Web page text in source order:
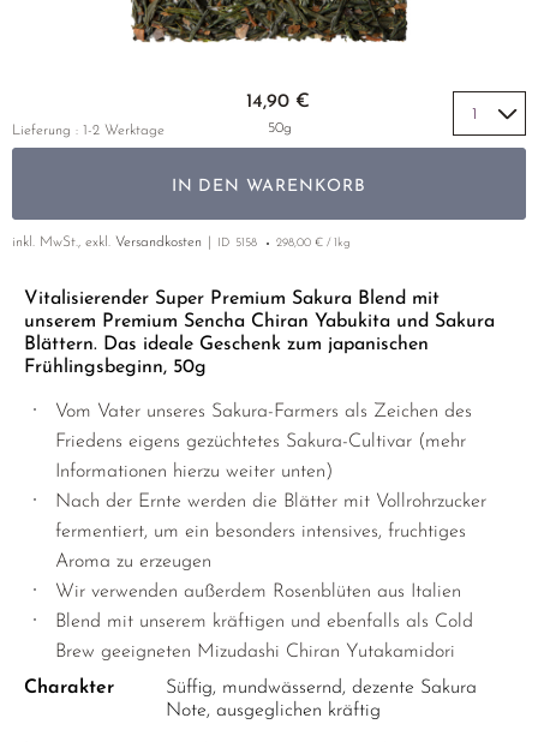
EMPFEHLUNGEN
LUSHAN CLOUD & MIST
SUI TONG CHA
TAIPING HOUKUI
WHITE CRANE WAVE
SORTEN ÜBERSICHT CHINA
MIYAZAKI
SHIBUSHI
UJI
YAME
YUNNAN
GELBER TEE
SETS & GIFTS
PHOENIX DANCONG
ZHANGPING SHUI XIAN
JAPAN
THAILAND
EMPFEHLUNGEN
SETS & GIFTS
TÜRKEI
EMPFEHLUNGEN
SETS & GIFTS
NACH SORTE
MATE TEE
SELTENE INCENCES
Vitalisierender Super Premium Sakura Blend mit
unserem Premium Sencha Chiran Yabukita und Sakura
Blättern. Das ideale Geschenk zum japanischen
Frühlingsbeginn, 50g
Vom Vater unseres Sakura-Farmers als Zeichen des
Friedens eigens gezüchtetes Sakura-Cultivar (mehr
Informationen hierzu weiter unten)
Nach der Ernte werden die Blätter mit Vollrohrzucker
fermentiert, um ein besonders intensives, fruchtiges
Aroma zu erzeugen
Wir verwenden außerdem Rosenblüten aus Italien
Blend mit unserem kräftigen und ebenfalls als Cold
Brew geeigneten Mizudashi Chiran Yutakamidori
Charakter
Süffig, mundwässernd, dezente Sakura
Note, ausgeglichen kräftig
14,90 €
50g
IN DEN WARENKORB
Lieferung : 1-2 Werktage
inkl. MwSt., exkl. Versandkosten ID 5158 298,00 € / 1kg